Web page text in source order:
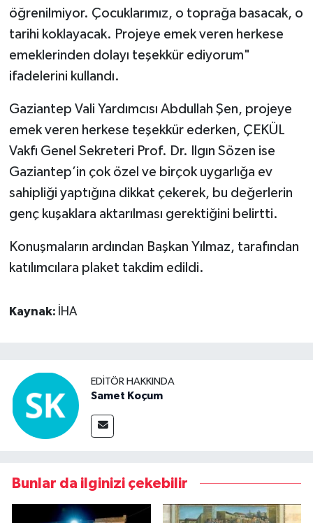
öğrenilmiyor. Çocuklarımız, o toprağa basacak, o
tarihi koklayacak. Projeye emek veren herkese
emeklerinden dolayı teşekkür ediyorum"
ifadelerini kullandı.
Gaziantep Vali Yardımcısı Abdullah Şen, projeye
emek veren herkese teşekkür ederken, ÇEKÜL
Vakfı Genel Sekreteri Prof. Dr. Ilgın Sözen ise
Gaziantep’in çok özel ve birçok uygarlığa ev
sahipliği yaptığına dikkat çekerek, bu değerlerin
genç kuşaklara aktarılması gerektiğini belirtti.
Konuşmaların ardından Başkan Yılmaz, tarafından
katılımcılara plaket takdim edildi.
Kaynak: İHA
EDITÖR HAKKINDA
Samet Koçum
Bunlar da ilginizi çekebilir